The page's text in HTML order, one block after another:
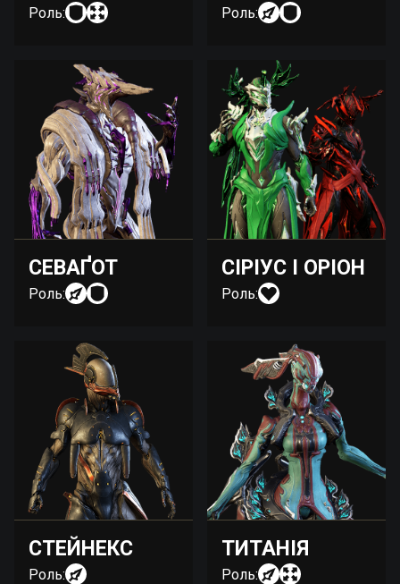
Роль: Роль:
СЕВАҐОТ
Роль:
СІРІУС І ОРІОН
Роль:
СТЕЙНЕКС
Роль:
ТИТАНІЯ
Роль: